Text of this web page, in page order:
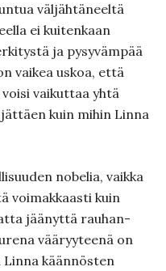
väljähtäneeltä
ei kuitenkaan
ja pysyvämpää
vaikea uskoa, että
vaikuttaa yhtä
kuin mihin Linna
nobelia, vaikka
voimakkaasti kuin
jäänyttä rauhan-
vääryyteenä on
käännösten